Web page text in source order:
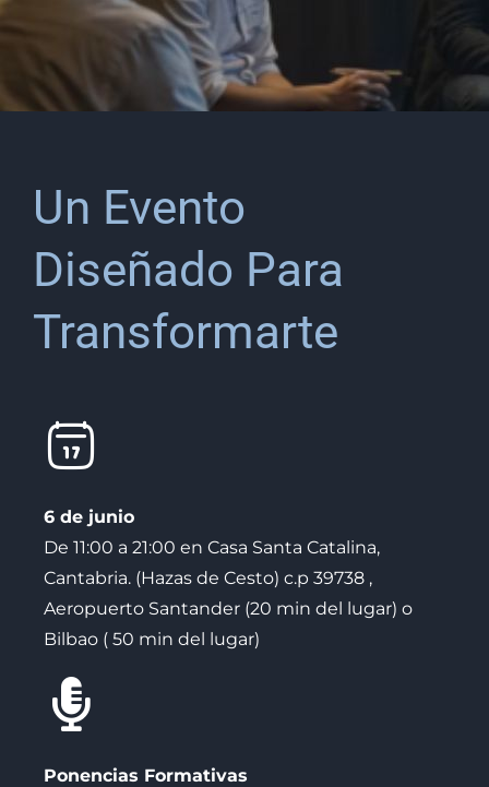
Un Evento
Diseñado Para
Transformarte
6 de junio
De 11:00 a 21:00 en Casa Santa Catalina,
Cantabria. (Hazas de Cesto) c.p 39738 ,
Aeropuerto Santander (20 min del lugar) o
Bilbao ( 50 min del lugar)
Ponencias Formativas